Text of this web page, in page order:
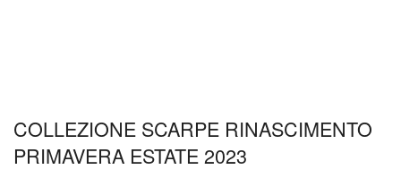
COLLEZIONE SCARPE RINASCIMENTO
PRIMAVERA ESTATE 2023